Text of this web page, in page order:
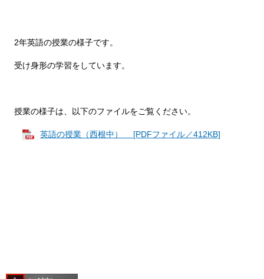
2年英語の授業の様子です。
受け身形の学習をしています。
授業の様子は、以下のファイルをご覧ください。
英語の授業（西根中） [PDFファイル／412KB]